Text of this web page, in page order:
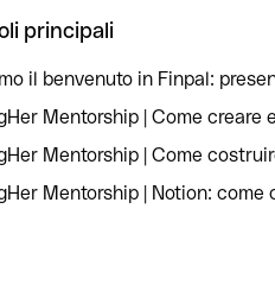
principali
il benvenuto in Finpal:
Mentorship | Come creare
Mentorship | Come
Mentorship | Notion: come